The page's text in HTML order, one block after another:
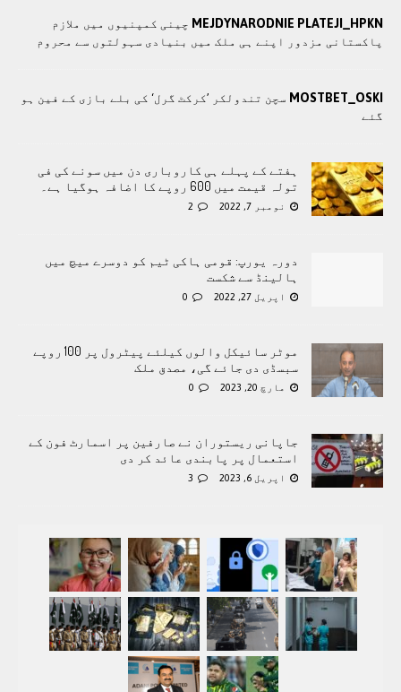
MEJDYNARODNIE PLATEJI_HPKN چينی کمپنيوں ميں ملازم
پاکستانی مزدور اپنے ہی ملک ميں بنيادی سہولتوں سے محروم
MOSTBET_OSKI سچن تندولکر ’کرکٹ گرل‘ کی بلے بازی کے فین ہو
گئے
ہفتے کے پہلے ہی کاروباری دن میں سونے کی فی
تولہ قیمت میں 600 روپے کا اضافہ ہوگیا ہے۔
نومبر 7, 2022 2
دورہ یورپ: قومی ہاکی ٹیم کو دوسرے میچ میں
ہالینڈ سے شکست
اپریل 27, 2022 0
موٹر سائیکل والوں کیلئے پیٹرول پر 100 روپے
سبسڈی دی جائے گی، مصدق ملک
مارچ 20, 2023 0
جاپانی ریستوران نے صارفین پر اسمارٹ فون کے
استعمال پر پابندی عائد کر دی
اپریل 6, 2023 3